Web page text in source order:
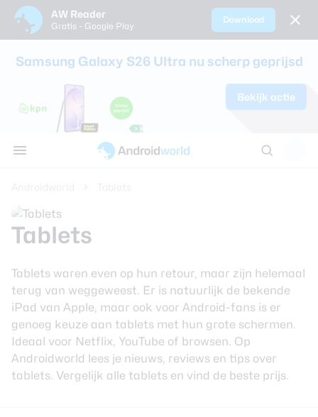
AW Reader
Gratis - Google Play
Download
Samsung Galaxy S26 Ultra nu scherp geprijsd
Bekijk actie
Tablets
Tablets waren even op hun retour, maar zijn helemaal
terug van weggeweest. Er is natuurlijk de bekende
iPad van Apple, maar ook voor Android-fans is er
genoeg keuze aan tablets met hun grote schermen.
Ideaal voor Netflix, YouTube of browsen. Op
Androidworld lees je nieuws, reviews en tips over
tablets. Vergelijk alle tablets en vind de beste prijs.
Alle reviews
review
Oppo Find
Samsung
review
Alle
kinderen
Beste
Beste tablets
Smartphones
Oordopjes
koptelefoons
Tablets
AW